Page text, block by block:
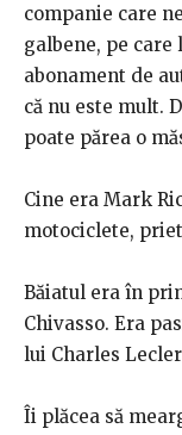
companie care
galbene, pe
abonament de
că nu este mult.
poate părea o
Cine era Mark
motociclete,
Băiatul era în
Chivasso. Era
lui Charles
Îi plăcea să